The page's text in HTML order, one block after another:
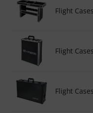
Flight
Flight
Flight